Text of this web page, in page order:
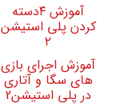
آموزش ۴دسته
کردن پلی استیشن
۲
آموزش اجرای بازی
های سگا و آتاری
در پلی استیشن2